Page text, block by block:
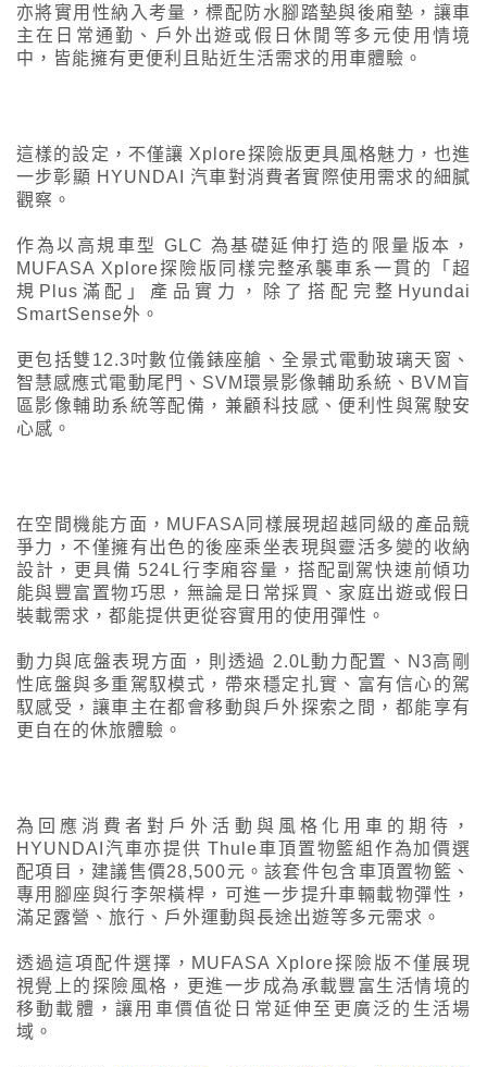
亦將實用性納入考量，標配防水腳踏墊與後廂墊，讓車
主在日常通勤、戶外出遊或假日休閒等多元使用情境
中，皆能擁有更便利且貼近生活需求的用車體驗。
這樣的設定，不僅讓 Xplore探險版更具風格魅力，也進
一步彰顯 HYUNDAI 汽車對消費者實際使用需求的細膩
觀察。
作為以高規車型 GLC 為基礎延伸打造的限量版本，
MUFASA Xplore探險版同樣完整承襲車系一貫的「超
規Plus滿配」產品實力，除了搭配完整Hyundai
SmartSense外。
更包括雙12.3吋數位儀錶座艙、全景式電動玻璃天窗、
智慧感應式電動尾門、SVM環景影像輔助系統、BVM盲
區影像輔助系統等配備，兼顧科技感、便利性與駕駛安
心感。
在空間機能方面，MUFASA同樣展現超越同級的產品競
爭力，不僅擁有出色的後座乘坐表現與靈活多變的收納
設計，更具備 524L行李廂容量，搭配副駕快速前傾功
能與豐富置物巧思，無論是日常採買、家庭出遊或假日
裝載需求，都能提供更從容實用的使用彈性。
動力與底盤表現方面，則透過 2.0L動力配置、N3高剛
性底盤與多重駕馭模式，帶來穩定扎實、富有信心的駕
馭感受，讓車主在都會移動與戶外探索之間，都能享有
更自在的休旅體驗。
為回應消費者對戶外活動與風格化用車的期待，
HYUNDAI汽車亦提供 Thule車頂置物籃組作為加價選
配項目，建議售價28,500元。該套件包含車頂置物籃、
專用腳座與行李架橫桿，可進一步提升車輛載物彈性，
滿足露營、旅行、戶外運動與長途出遊等多元需求。
透過這項配件選擇，MUFASA Xplore探險版不僅展現
視覺上的探險風格，更進一步成為承載豐富生活情境的
移動載體，讓用車價值從日常延伸至更廣泛的生活場
域。